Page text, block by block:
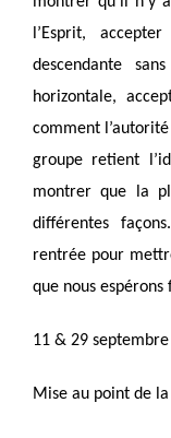
l’Esprit,
descendante
horizontale,
comment
groupe retient
montrer que la
différentes
rentrée pour
que nous
11 & 29
Mise au point de